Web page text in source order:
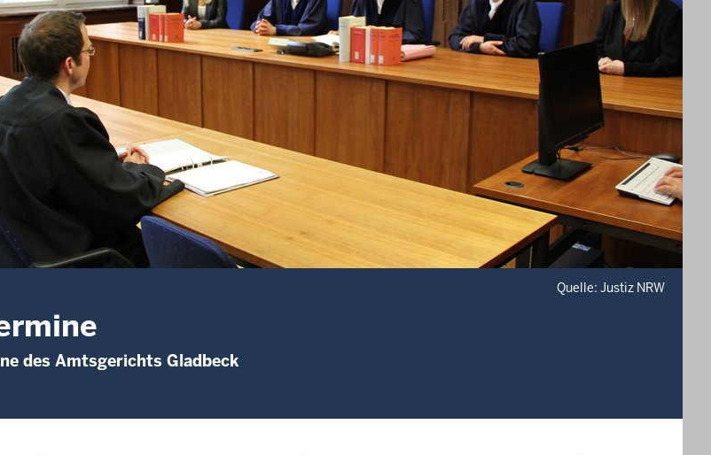
Quelle: Justiz NRW
des Amtsgerichts Gladbeck